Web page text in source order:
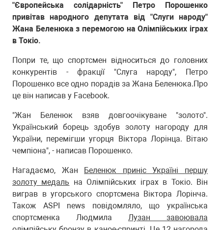
"Європейська солідарність" Петро Порошенко
привітав народного депутата від "Слуги народу"
Жана Беленюка з перемогою на Олімпійських іграх
в Токіо.
Попри те, що спортсмен відноситься до головних
конкурентів - фракції "Слуга народу", Петро
Порошенко все одно порадів за Жана Беленюка.Про
це він написав у Facebook.
"Жан Беленюк взяв довгоочікуване "золото".
Український борець здобув золоту нагороду для
України, перемігши угорця Віктора Лорінца. Вітаю
чемпіона", - написав Порошенко.
Нагадаємо, Жан Беленюк приніс Україні першу
золоту медаль на Олімпійських іграх в Токіо. Він
виграв в угорського спортсмена Віктора Лорінча.
Також ASPI news повідомляло, що українська
спортсменка Людмила Лузан завоювала